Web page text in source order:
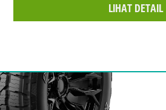
LIHAT DETAIL